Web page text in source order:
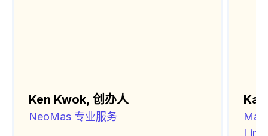
Ken Kwok, 创办人
NeoMas 专业服务